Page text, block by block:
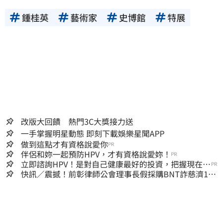
鍾桂英 藝術家 史博館 特展
改版大回饋 熱門3C大獎接力送
一手掌握明星動態 即刻下載娛樂星聞APP
做到這點才有資格說愛你PR
伴侶和妳一起預防HPV，才有資格說愛妳！ PR
立即諮詢HPV！是對自己健康最好的投資，把握現在不
嫌晚！
PR
快訊／震撼！前彰律師公會理事長假採購BNT詐慈濟10